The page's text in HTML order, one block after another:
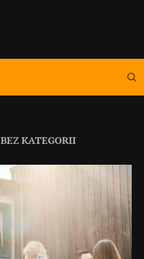
BEZ KATEGORII